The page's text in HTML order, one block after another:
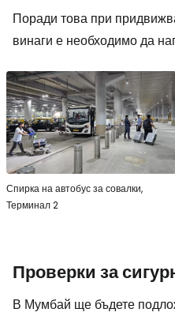
Поради това при
винаги е необходимо да
Спирка на автобус за совалки,
Терминал 2
Проверки за
В Мумбай ще бъдете